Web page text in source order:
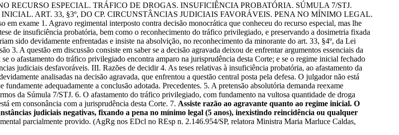
RECURSO ESPECIAL. TRÁFICO DE DROGAS. INSUFICIÊNCIA PROBATÓRIA. SÚMULA 7/STJ.
ART. 33, §3º, DO CP. CIRCUNSTÂNCIAS JUDICIAIS FAVORÁVEIS. PENA NO MÍNIMO LEGAL.
1. Agravo regimental interposto contra decisão monocrática que conheceu do recurso especial, mas lhe
de insuficiência probatória, bem como o reconhecimento do tráfico privilegiado, e preservando a dosimetria fixada
sido devidamente enfrentadas e insiste na absolvição, no reconhecimento da minorante do art. 33, §4º, da Lei
3. A questão em discussão consiste em saber se a decisão agravada deixou de enfrentar argumentos essenciais da
o afastamento do tráfico privilegiado encontra amparo na jurisprudência desta Corte; e se o regime inicial fechado
judiciais desfavoráveis. III. Razões de decidir 4. As teses relativas à insuficiência probatória, ao afastamento da
analisadas na decisão agravada, que enfrentou a questão central posta pela defesa. O julgador não está
adequadamente a conclusão adotada. Precedentes. 5. A pretensão absolutória demanda reexame
da Súmula 7/STJ. 6. O afastamento do tráfico privilegiado, com fundamento na vultosa quantidade de droga
em consonância com a jurisprudência desta Corte. 7. Assiste razão ao agravante quanto ao regime inicial. O
judiciais negativas, fixando a pena no mínimo legal (5 anos), inexistindo reincidência ou qualquer
parcialmente provido. (AgRg nos EDcl no REsp n. 2.146.954/SP, relatora Ministra Maria Marluce Caldas,